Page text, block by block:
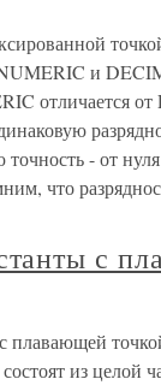
и
отличается
точность - от
что
с
плавающей
из целой